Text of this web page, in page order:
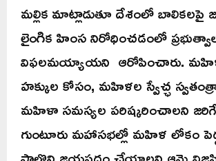
మల్లిక మాట్లాడుతూ దేశంలో బాలికలపై
లైంగిక హింస నిరోధించడంలో
విఫలమయ్యాయని ఆరోపించారు.
హక్కుల కోసం, మహిళల స్వేచ్ఛ
మహిళా సమస్యల పరిష్కరించాలని
గుంటూరు మహాసభల్లో మహిళ లోకం